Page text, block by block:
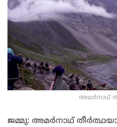
അമര്‍നാഥ്
ജമ്മു: അമര്‍നാഥ്